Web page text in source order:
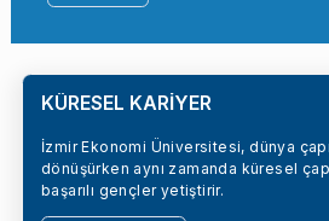
KÜRESEL KARİYER
İzmir Ekonomi Üniversitesi, dünya
dönüşürken aynı zamanda küresel
başarılı gençler yetiştirir.